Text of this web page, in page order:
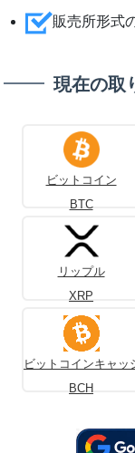
販売所形式
現在の取
ビットコイン
BTC
リップル
XRP
ビットコインキャッ
BCH